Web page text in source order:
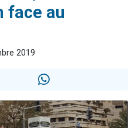
son Maasser
face au
2019